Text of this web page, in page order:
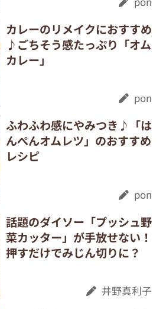
カレーのリメイクにおすすめ
♪ごちそう感たっぷり「オム
カレー」
pon
ふわふわ感にやみつき♪「は
んぺんオムレツ」のおすすめ
レシピ
pon
話題のダイソー「プッシュ野
菜カッター」が手放せない！
押すだけでみじん切りに？
井野真利子